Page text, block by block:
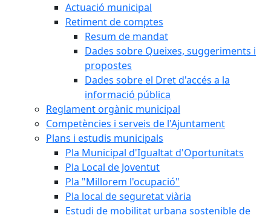
Actuació municipal
Retiment de comptes
Resum de mandat
Dades sobre Queixes, suggeriments i
propostes
Dades sobre el Dret d'accés a la
informació pública
Reglament orgànic municipal
Competències i serveis de l'Ajuntament
Plans i estudis municipals
Pla Municipal d'Igualtat d'Oportunitats
Pla Local de Joventut
Pla "Millorem l'ocupació"
Pla local de seguretat viària
Estudi de mobilitat urbana sostenible de